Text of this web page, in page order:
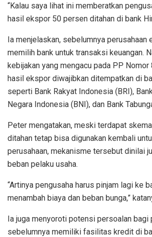
“Kalau saya lihat ini memberatkan
hasil ekspor 50 persen ditahan di bank
Ia menjelaskan, sebelumnya perusahaan
memilih bank untuk transaksi keuangan.
kebijakan yang mengacu pada PP Nomor
hasil ekspor diwajibkan ditempatkan di
seperti Bank Rakyat Indonesia (BRI),
Negara Indonesia (BNI), dan Bank
Peter mengatakan, meski terdapat
ditahan tetap bisa digunakan kembali
perusahaan, mekanisme tersebut dinilai
beban pelaku usaha.
“Artinya pengusaha harus pinjam lagi ke
menambah biaya dan beban bunga,”
Ia juga menyoroti potensi persoalan bagi
sebelumnya memiliki fasilitas kredit di